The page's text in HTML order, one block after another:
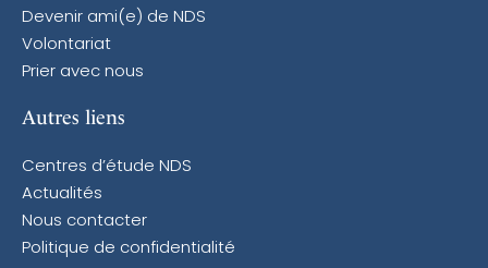
Devenir ami(e) de NDS
Volontariat
Prier avec nous
Autres liens
Centres d’étude NDS
Actualités
Nous contacter
Politique de confidentialité